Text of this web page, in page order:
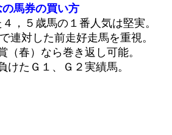
馬券の買い方
，５歳馬の１番人気は堅実。
連対した前走好走馬を重視。
（春）なら巻き返し可能。
けたＧ１、Ｇ２実績馬。